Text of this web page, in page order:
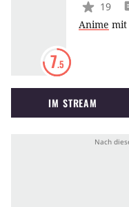
7.5
19
Anime mit
IM STREAM